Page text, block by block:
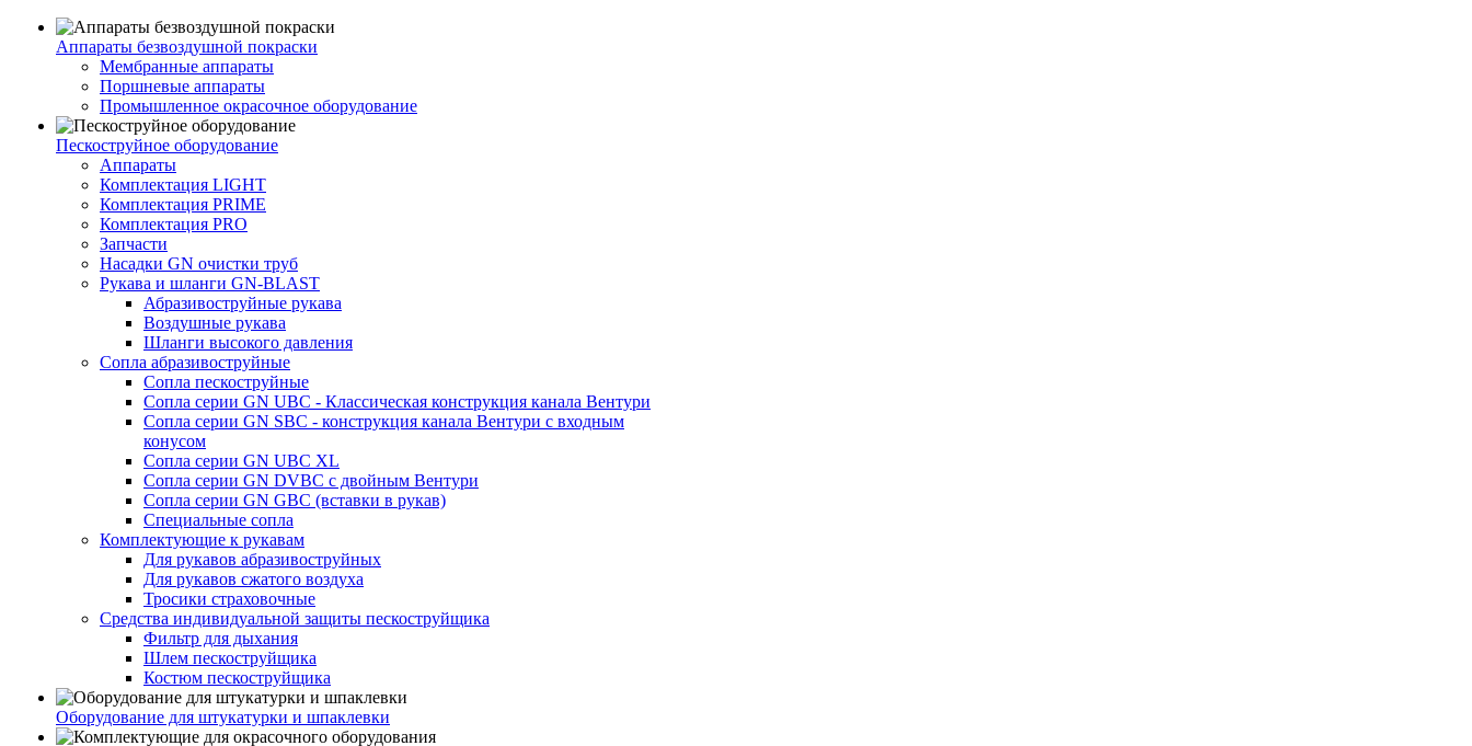
Аппараты безвоздушной покраски
Мембранные аппараты
Поршневые аппараты
Промышленное окрасочное оборудование
Пескоструйное оборудование
Аппараты
Комплектация LIGHT
Комплектация PRIME
Комплектация PRO
Запчасти
Насадки GN очистки труб
Рукава и шланги GN-BLAST
Абразивоструйные рукава
Воздушные рукава
Шланги высокого давления
Сопла абразивоструйные
Сопла пескоструйные
Сопла серии GN UBC - Классическая конструкция канала Вентури
Сопла серии GN SBC - конструкция канала Вентури c входным
конусом
Сопла серии GN UBC XL
Сопла серии GN DVBC с двойным Вентури
Сопла серии GN GBC (вставки в рукав)
Специальные сопла
Комплектующие к рукавам
Для рукавов абразивоструйных
Для рукавов сжатого воздуха
Тросики страховочные
Средства индивидуальной защиты пескоструйщика
Фильтр для дыхания
Шлем пескоструйщика
Костюм пескоструйщика
Оборудование для штукатурки и шпаклевки